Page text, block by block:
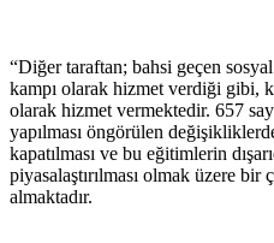
“Diğer taraftan; bahsi geçen
kampı olarak hizmet verdiği gibi,
olarak hizmet vermektedir. 657
yapılması öngörülen
kapatılması ve bu eğitimlerin
piyasalaştırılması olmak üzere bir
almaktadır.